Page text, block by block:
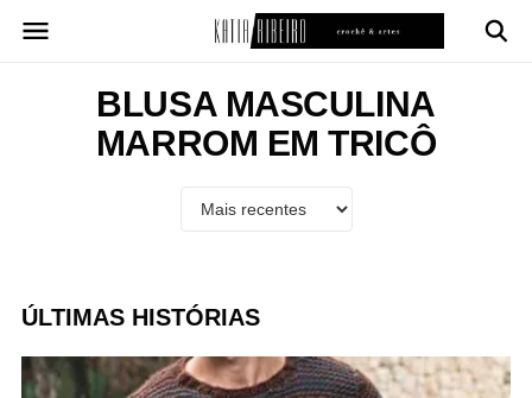
para
BLUSA MASCULINA
MARROM EM TRICÔ
ÚLTIMAS HISTÓRIAS